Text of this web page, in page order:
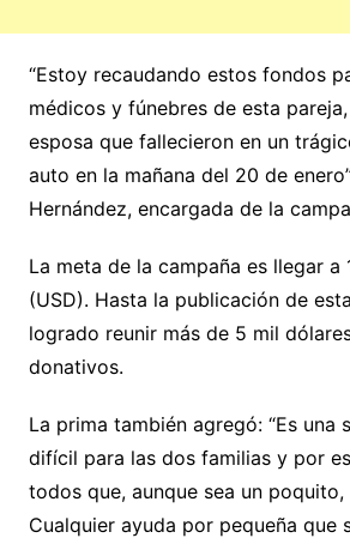
“Estoy recaudando estos fondos
médicos y fúnebres de esta
esposa que fallecieron en un
auto en la mañana del 20 de
Hernández, encargada de la
La meta de la campaña es llegar a
(USD). Hasta la publicación de
logrado reunir más de 5 mil
donativos.
La prima también agregó: “Es una
difícil para las dos familias y por
todos que, aunque sea un poquito,
Cualquier ayuda por pequeña que